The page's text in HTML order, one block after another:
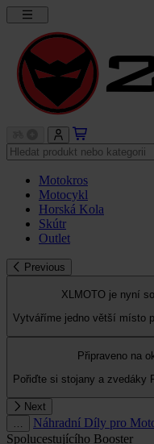
Motokros
Motocykl
Horská Kola
Skútr
Outlet
Previous
XLMOTO je nyní
Vytváříme jedno větší místo
Připraveno na
Pořiďte si stojany a zvedáky
Next
Náhradní Díly pro
Spolucestujícího Booster